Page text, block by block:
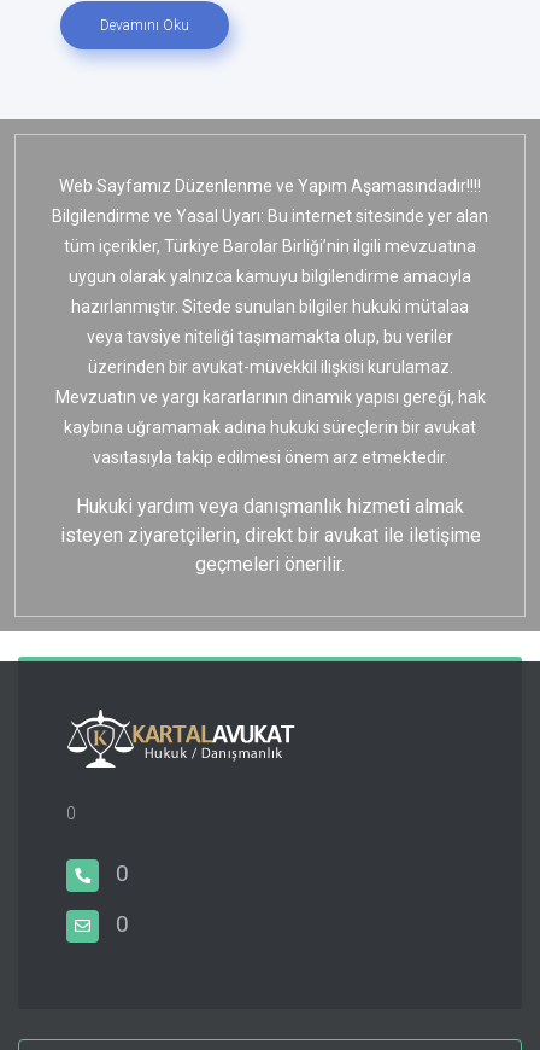
Devamını Oku
Web Sayfamız Düzenlenme ve Yapım Aşamasındadır!!!!
Bilgilendirme ve Yasal Uyarı: Bu internet sitesinde yer alan
tüm içerikler, Türkiye Barolar Birliği’nin ilgili mevzuatına
uygun olarak yalnızca kamuyu bilgilendirme amacıyla
hazırlanmıştır. Sitede sunulan bilgiler hukuki mütalaa
veya tavsiye niteliği taşımamakta olup, bu veriler
üzerinden bir avukat-müvekkil ilişkisi kurulamaz.
Mevzuatın ve yargı kararlarının dinamik yapısı gereği, hak
kaybına uğramamak adına hukuki süreçlerin bir avukat
vasıtasıyla takip edilmesi önem arz etmektedir.
Hukuki yardım veya danışmanlık hizmeti almak
isteyen ziyaretçilerin, direkt bir avukat ile iletişime
geçmeleri önerilir.
0
0
0